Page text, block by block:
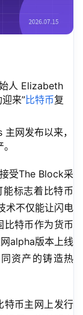
人 Elizabeth
来”比特币复
网发布以来，
受The Block采
标志着比特币
术不仅能让闪电
比特币作为货币
alpha版本上线
资产的铸造热
币主网上发行